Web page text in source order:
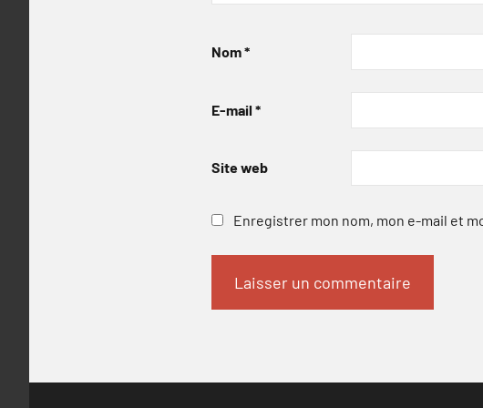
Nom*
E-mail *
Site web
Enregistrer mon nom, mon e-mail et